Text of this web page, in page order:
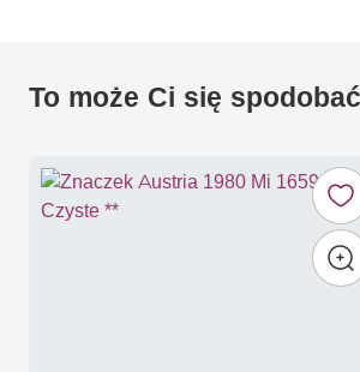
To może Ci się spodobać